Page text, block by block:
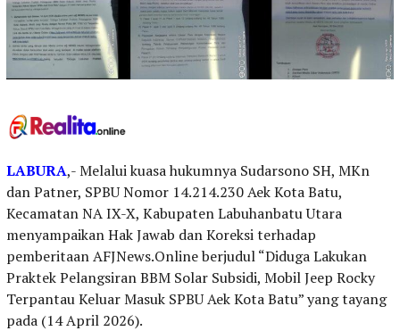
LABURA,- Melalui kuasa hukumnya Sudarsono SH, MKn
dan Patner, SPBU Nomor 14.214.230 Aek Kota Batu,
Kecamatan NA IX-X, Kabupaten Labuhanbatu Utara
menyampaikan Hak Jawab dan Koreksi terhadap
pemberitaan AFJNews.Online berjudul “Diduga Lakukan
Praktek Pelangsiran BBM Solar Subsidi, Mobil Jeep Rocky
Terpantau Keluar Masuk SPBU Aek Kota Batu” yang tayang
pada (14 April 2026).